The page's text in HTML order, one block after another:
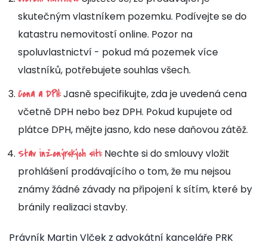
skutečným vlastníkem pozemku. Podívejte se do
katastru nemovitostí online. Pozor na
spoluvlastnictví - pokud má pozemek více
vlastníků, potřebujete souhlas všech.
Cena a DPH:Jasně specifikujte, zda je uvedená cena
včetně DPH nebo bez DPH. Pokud kupujete od
plátce DPH, mějte jasno, kdo nese daňovou zátěž.
Stav inženýrských sítí:Nechte si do smlouvy vložit
prohlášení prodávajícího o tom, že mu nejsou
známy žádné závady na připojení k sítím, které by
bránily realizaci stavby.
Právník Martin Vlček z advokátní kanceláře PRK